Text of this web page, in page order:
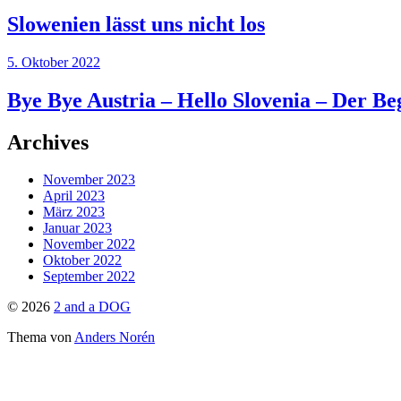
Slowenien lässt uns nicht los
5. Oktober 2022
Bye Bye Austria – Hello Slovenia – Der
Archives
November 2023
April 2023
März 2023
Januar 2023
November 2022
Oktober 2022
September 2022
© 2026 2 and a DOG
Thema vonAnders Norén